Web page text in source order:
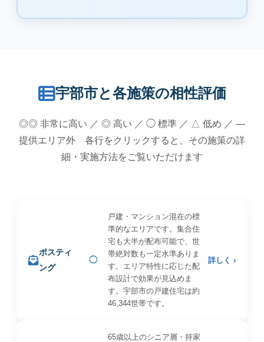
宇部市と各施策の相性評価
◎◎ 非常に高い ／ ◎ 高い ／ ◯ 標準 ／ △ 低め ／ —
提供エリア外 各行をクリックすると、その施策の詳
細・実施方法をご覧いただけます
ポスティ
ング
◯
戸建・マンション混在の標
準的なエリアです。集合住
宅も大半が配布可能で、世
帯絶対数も一定水準ありま
す。エリア特性に応じた配
布設計で効果が見込めま
す。宇部市の戸建住宅は約
46,344世帯です。
詳しく ›
65歳以上のシニア層・持家